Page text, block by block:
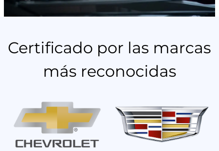
Certificado por las marcas
más reconocidas